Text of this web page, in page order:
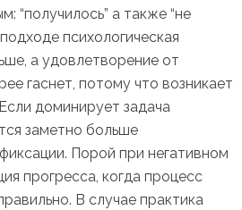
“получилось” а также “не
психологическая
а удовлетворение от
гаснет, потому что возникает
доминирует задача
заметно больше
Порой при негативном
прогресса, когда процесс
В случае практика